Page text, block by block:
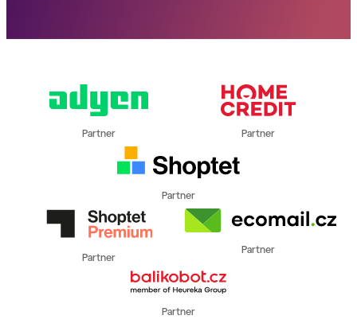
Partner Partner
Partner
Partner
Partner
Partner